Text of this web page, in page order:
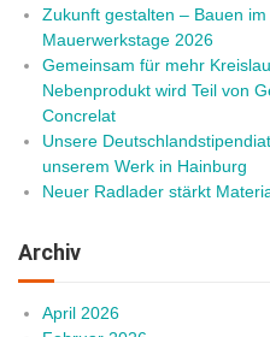
Zukunft gestalten – Bauen
Mauerwerkstage 2026
Gemeinsam für mehr
Nebenprodukt wird Teil von
Concrelat
Unsere
unserem Werk in Hainburg
Neuer Radlader stärkt
Archiv
April 2026